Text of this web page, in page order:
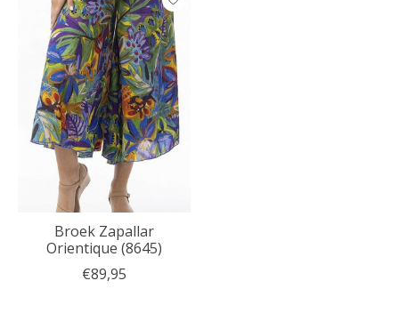
Broek Zapallar
Orientique (8645)
€89,95